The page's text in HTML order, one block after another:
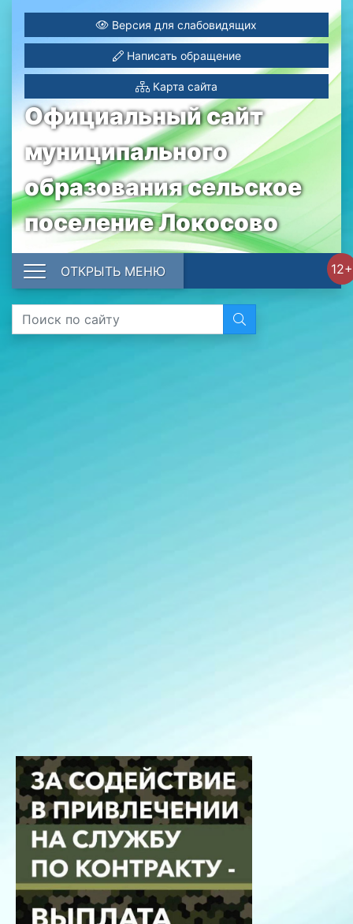
Официальный сайт
муниципального
образования сельское
поселение Локосово
Версия для слабовидящих
Написать обращение
Карта сайта
12+
ОТКРЫТЬ МЕНЮ